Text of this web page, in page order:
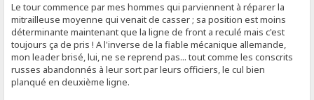
Le tour commence par mes hommes qui parviennent à réparer la
mitrailleuse moyenne qui venait de casser ; sa position est moins
déterminante maintenant que la ligne de front a reculé mais c'est
toujours ça de pris ! A l'inverse de la fiable mécanique allemande,
mon leader brisé, lui, ne se reprend pas... tout comme les conscrits
russes abandonnés à leur sort par leurs officiers, le cul bien
planqué en deuxième ligne.